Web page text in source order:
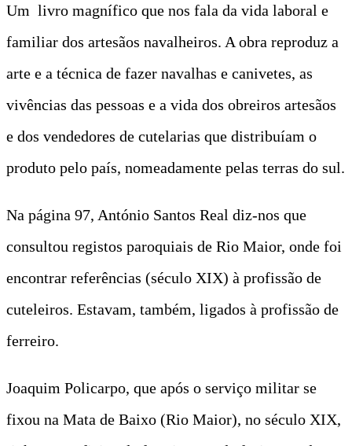
Um livro magnífico que nos fala da vida laboral e
familiar dos artesãos navalheiros. A obra reproduz a
arte e a técnica de fazer navalhas e canivetes, as
vivências das pessoas e a vida dos obreiros artesãos
e dos vendedores de cutelarias que distribuíam o
produto pelo país, nomeadamente pelas terras do sul.
Na página 97, António Santos Real diz-nos que
consultou registos paroquiais de Rio Maior, onde foi
encontrar referências (século XIX) à profissão de
cuteleiros. Estavam, também, ligados à profissão de
ferreiro.
Joaquim Policarpo, que após o serviço militar se
fixou na Mata de Baixo (Rio Maior), no século XIX,